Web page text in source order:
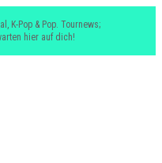
K-Pop & Pop. Tournews;
hier auf dich!